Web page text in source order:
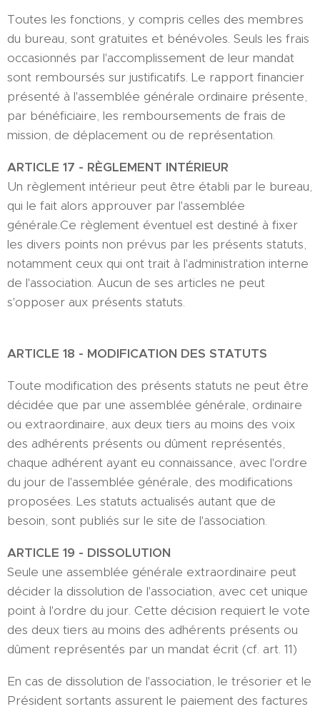
Toutes les fonctions, y compris celles des membres
du bureau, sont gratuites et bénévoles. Seuls les frais
occasionnés par l'accomplissement de leur mandat
sont remboursés sur justificatifs. Le rapport financier
présenté à l'assemblée générale ordinaire présente,
par bénéficiaire, les remboursements de frais de
mission, de déplacement ou de représentation.
ARTICLE 17 - RÈGLEMENT INTÉRIEUR
Un règlement intérieur peut être établi par le bureau,
qui le fait alors approuver par l'assemblée
générale.Ce règlement éventuel est destiné à fixer
les divers points non prévus par les présents statuts,
notamment ceux qui ont trait à l'administration interne
de l'association. Aucun de ses articles ne peut
s'opposer aux présents statuts.
ARTICLE 18 - MODIFICATION DES STATUTS
Toute modification des présents statuts ne peut être
décidée que par une assemblée générale, ordinaire
ou extraordinaire, aux deux tiers au moins des voix
des adhérents présents ou dûment représentés,
chaque adhérent ayant eu connaissance, avec l'ordre
du jour de l'assemblée générale, des modifications
proposées. Les statuts actualisés autant que de
besoin, sont publiés sur le site de l'association.
ARTICLE 19 - DISSOLUTION
Seule une assemblée générale extraordinaire peut
décider la dissolution de l'association, avec cet unique
point à l'ordre du jour. Cette décision requiert le vote
des deux tiers au moins des adhérents présents ou
dûment représentés par un mandat écrit (cf. art. 11)
En cas de dissolution de l'association, le trésorier et le
Président sortants assurent le paiement des factures